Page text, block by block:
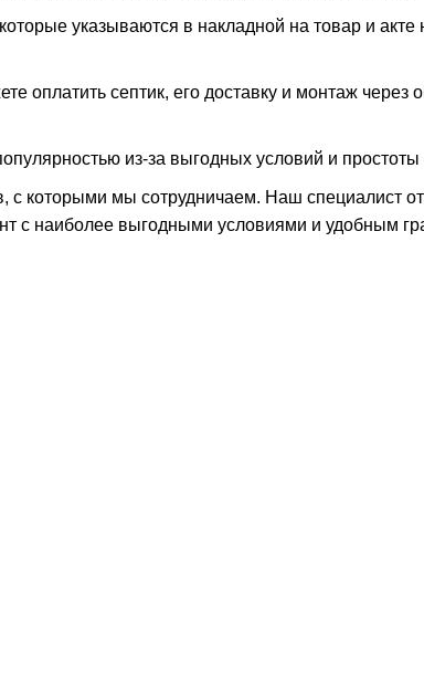
указываются в накладной на товар и
оплатить септик, его доставку и монтаж
из-за выгодных условий и
которыми мы сотрудничаем. Наш специалист
с наиболее выгодными условиями и удобным